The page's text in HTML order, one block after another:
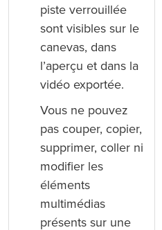
piste verrouillée
sont visibles sur le
canevas, dans
l’aperçu et dans la
vidéo exportée.
Vous ne pouvez
pas couper, copier,
supprimer, coller ni
modifier les
éléments
multimédias
présents sur une